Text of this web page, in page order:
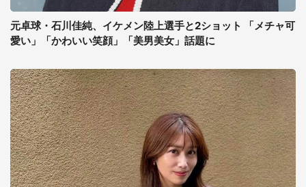
元卓球・石川佳純、イケメン陸上選手と2ショット 「メチャ可
愛い」「かわいい笑顔」「美男美女」話題に